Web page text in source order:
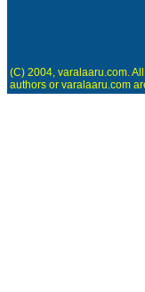
(C) 2004, varalaaru.com.
authors or varalaaru.com